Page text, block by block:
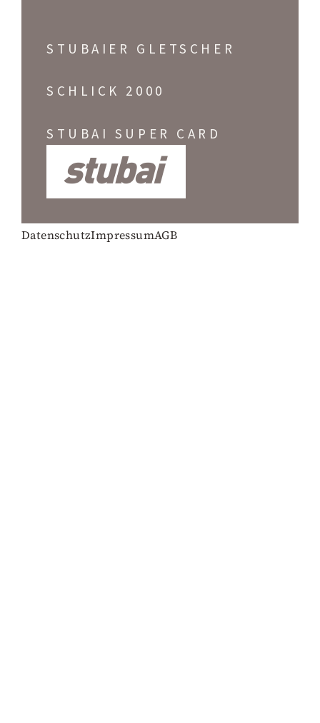
STUBAIER GLETSCHER
SCHLICK 2000
STUBAI SUPER CARD
DatenschutzImpressumAGB